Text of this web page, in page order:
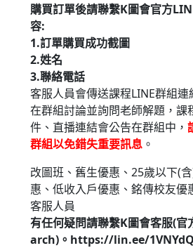
購買訂單後請聯繫K圖會官方
容:
1.訂單購買成功截圖
2.姓名
3.聯絡電話
客服人員會傳送課程LINE群組連
在群組討論並詢問老師解題，課
件、直播連結會公告在群組中，
群組以免錯失重要訊息 。
改圖班、舊生優惠、25歲以下(
惠、低收入戶優惠、銘傳校友優
客服人員
有任何疑問請聯繫K圖會客服(官
arch)。https://lin.ee/